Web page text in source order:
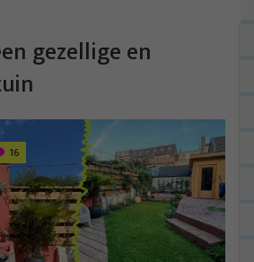
gezellige en
16